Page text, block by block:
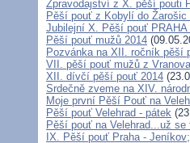
Zpravodajství z X. pěší pouti
Pěší pouť z Kobylí do Žarošic
Jubilejní X. Pěší pouť PRAHA
Pěší pouť mužů 2014
Pozvánka na XII. ročník pěší
VII. pěší pouť mužů z
XII. dívčí pěší pouť 2014
Srdečně zveme na XIV.
Moje první Pěší Pouť na
Pěší pouť Velehrad - pátek
Pěší pouť na Velehrad...už
IX. Pěší pouť Praha -